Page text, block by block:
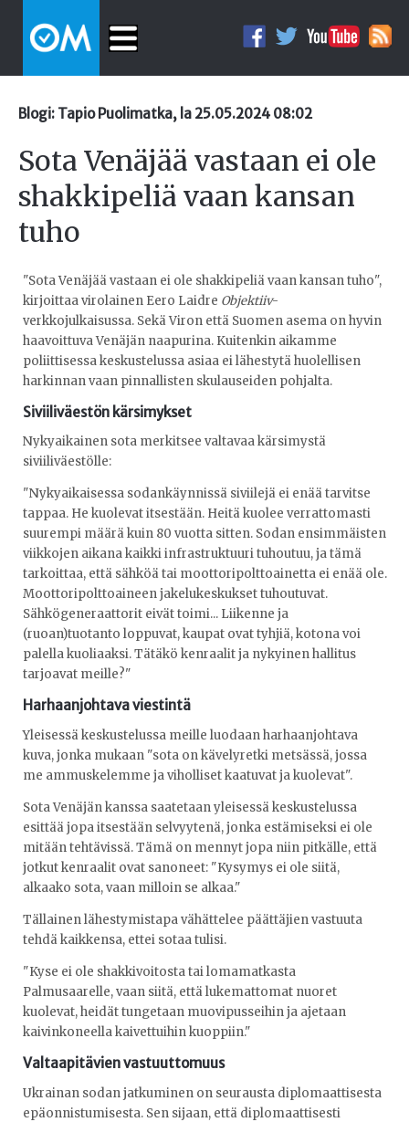
Blogi: Tapio Puolimatka, la 25.05.2024 08:02
Sota Venäjää vastaan ei ole
shakkipeliä vaan kansan
tuho
"Sota Venäjää vastaan ei ole shakkipeliä vaan kansan tuho",
kirjoittaa virolainen Eero Laidre Objektiiv-
verkkojulkaisussa. Sekä Viron että Suomen asema on hyvin
haavoittuva Venäjän naapurina. Kuitenkin aikamme
poliittisessa keskustelussa asiaa ei lähestytä huolellisen
harkinnan vaan pinnallisten skulauseiden pohjalta.
Siviiliväestön kärsimykset
Nykyaikainen sota merkitsee valtavaa kärsimystä
siviiliväestölle:
"Nykyaikaisessa sodankäynnissä siviilejä ei enää tarvitse
tappaa. He kuolevat itsestään. Heitä kuolee verrattomasti
suurempi määrä kuin 80 vuotta sitten. Sodan ensimmäisten
viikkojen aikana kaikki infrastruktuuri tuhoutuu, ja tämä
tarkoittaa, että sähköä tai moottoripolttoainetta ei enää ole.
Moottoripolttoaineen jakelukeskukset tuhoutuvat.
Sähkögeneraattorit eivät toimi... Liikenne ja
(ruoan)tuotanto loppuvat, kaupat ovat tyhjiä, kotona voi
palella kuoliaaksi. Tätäkö kenraalit ja nykyinen hallitus
tarjoavat meille?"
Harhaanjohtava viestintä
Yleisessä keskustelussa meille luodaan harhaanjohtava
kuva, jonka mukaan "sota on kävelyretki metsässä, jossa
me ammuskelemme ja viholliset kaatuvat ja kuolevat".
Sota Venäjän kanssa saatetaan yleisessä keskustelussa
esittää jopa itsestään selvyytenä, jonka estämiseksi ei ole
mitään tehtävissä. Tämä on mennyt jopa niin pitkälle, että
jotkut kenraalit ovat sanoneet: "Kysymys ei ole siitä,
alkaako sota, vaan milloin se alkaa."
Tällainen lähestymistapa vähättelee päättäjien vastuuta
tehdä kaikkensa, ettei sotaa tulisi.
"Kyse ei ole shakkivoitosta tai lomamatkasta
Palmusaarelle, vaan siitä, että lukemattomat nuoret
kuolevat, heidät tungetaan muovipusseihin ja ajetaan
kaivinkoneella kaivettuihin kuoppiin."
Valtaapitävien vastuuttomuus
Ukrainan sodan jatkuminen on seurausta diplomaattisesta
epäonnistumisesta. Sen sijaan, että diplomaattisesti